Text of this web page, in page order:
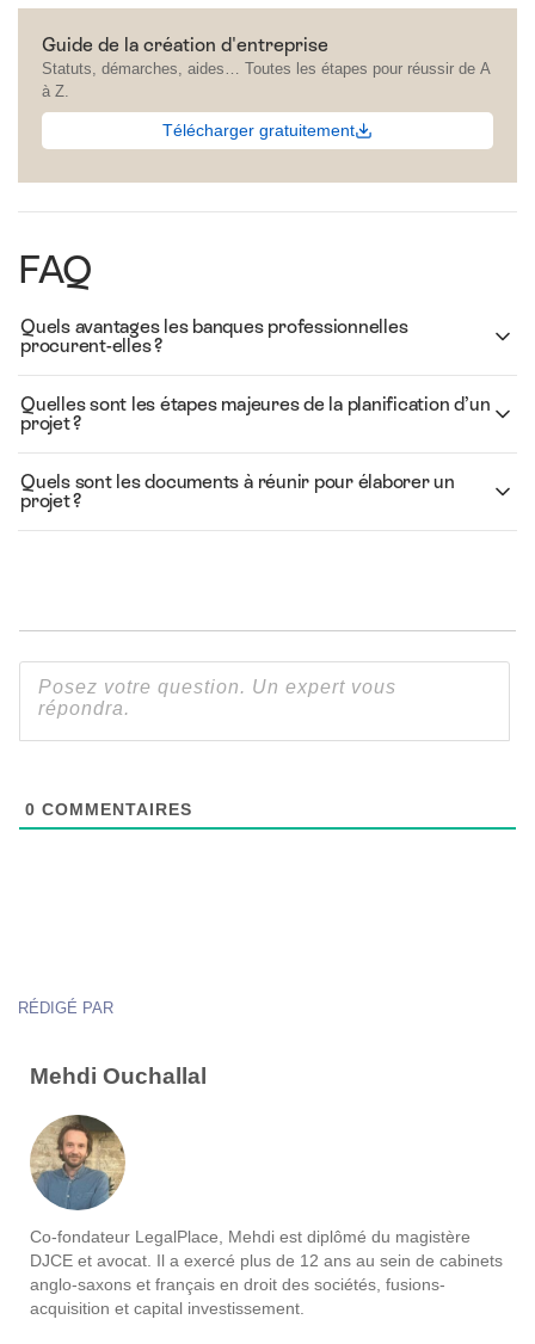
Guide de la création d'entreprise
Statuts, démarches, aides… Toutes les étapes pour réussir de A
à Z.
Télécharger gratuitement
FAQ
Quels avantages les banques professionnelles
procurent-elles ?
Quelles sont les étapes majeures de la planification d’un
projet ?
Quels sont les documents à réunir pour élaborer un
projet ?
0 COMMENTAIRES
RÉDIGÉ PAR
Mehdi Ouchallal
Co-fondateur LegalPlace, Mehdi est diplômé du magistère
DJCE et avocat. Il a exercé plus de 12 ans au sein de cabinets
anglo-saxons et français en droit des sociétés, fusions-
acquisition et capital investissement.